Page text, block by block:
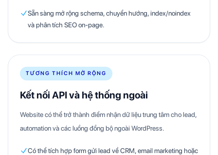
Sẵn sàng mở rộng schema, chuyển hướng, index/noindex
và phân tích SEO on-page.
TƯƠNG THÍCH MỞ RỘNG
Kết nối API và hệ thống ngoài
Website có thể trở thành điểm nhận dữ liệu trung tâm cho lead,
automation và các luồng đồng bộ ngoài WordPress.
Có thể tích hợp form gửi lead về CRM, email marketing hoặc